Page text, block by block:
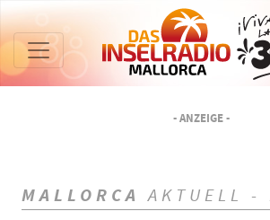
- ANZEIGE -
MALLORCA AKTUELL -